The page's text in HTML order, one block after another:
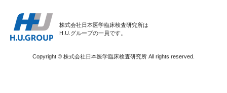
株式会社日本医学臨床検査研究所は
H.U.グループの一員です。
Copyright © 株式会社日本医学臨床検査研究所 All rights reserved.